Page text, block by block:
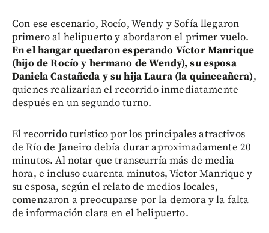
Con ese escenario, Rocío, Wendy y Sofía llegaron
primero al helipuerto y abordaron el primer vuelo.
En el hangar quedaron esperando Víctor Manrique
(hijo de Rocío y hermano de Wendy), su esposa
Daniela Castañeda y su hija Laura (la quinceañera),
quienes realizarían el recorrido inmediatamente
después en un segundo turno.
El recorrido turístico por los principales atractivos
de Río de Janeiro debía durar aproximadamente 20
minutos. Al notar que transcurría más de media
hora, e incluso cuarenta minutos, Víctor Manrique y
su esposa, según el relato de medios locales,
comenzaron a preocuparse por la demora y la falta
de información clara en el helipuerto.